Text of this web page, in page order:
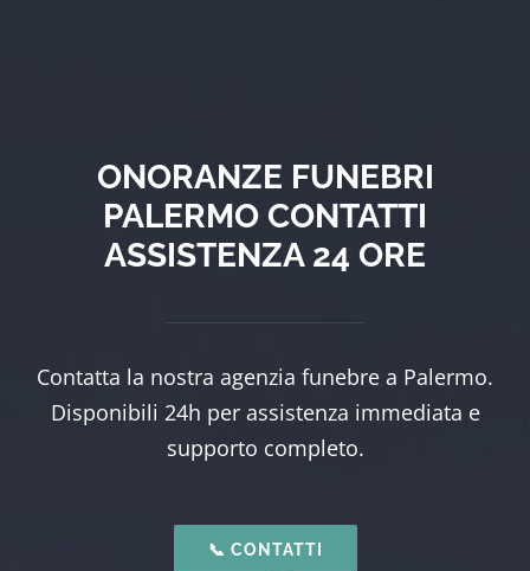
ONORANZE FUNEBRI
PALERMO CONTATTI
ASSISTENZA 24 ORE
Contatta la nostra agenzia funebre a Palermo.
Disponibili 24h per assistenza immediata e
supporto completo.
📞 CONTATTI